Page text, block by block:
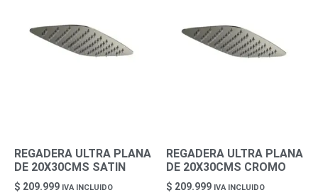
REGADERA ULTRA PLANA
DE 20X30CMS SATIN
$ 209.999 IVA INCLUIDO
REGADERA ULTRA PLANA
DE 20X30CMS CROMO
$ 209.999 IVA INCLUIDO